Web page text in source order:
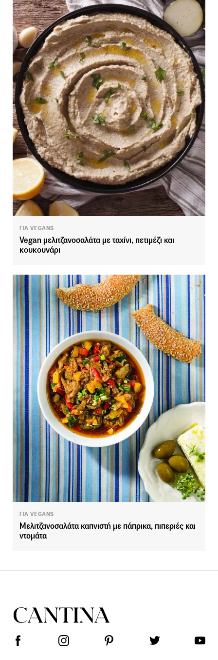
ΓΙΑ VEGANS
Vegan μελιτζανοσαλάτα με ταχίνι, πετιμέζι και
κουκουνάρι
ΓΙΑ VEGANS
Μελιτζανοσαλάτα καπνιστή με πάπρικα, πιπεριές και
ντομάτα